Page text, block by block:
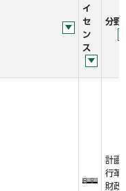
イ
セ
ン
ス
分野
計画
行革
財政